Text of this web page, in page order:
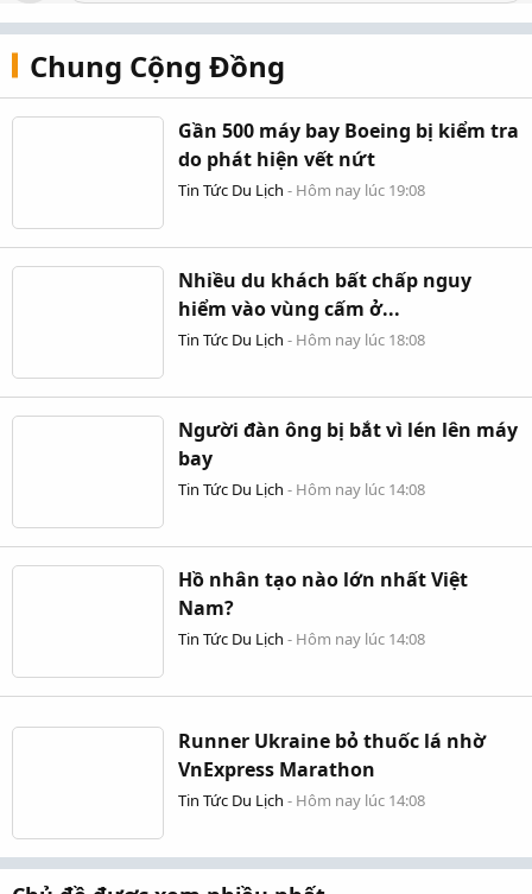
Chung Cộng Đồng
Gần 500 máy bay Boeing bị kiểm tra
do phát hiện vết nứt
Tin Tức Du Lịch - Hôm nay lúc 19:08
Nhiều du khách bất chấp nguy
hiểm vào vùng cấm ở...
Tin Tức Du Lịch - Hôm nay lúc 18:08
Người đàn ông bị bắt vì lén lên máy
bay
Tin Tức Du Lịch - Hôm nay lúc 14:08
Hồ nhân tạo nào lớn nhất Việt
Nam?
Tin Tức Du Lịch - Hôm nay lúc 14:08
Runner Ukraine bỏ thuốc lá nhờ
VnExpress Marathon
Tin Tức Du Lịch - Hôm nay lúc 14:08